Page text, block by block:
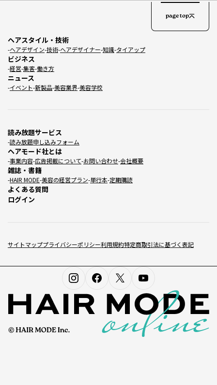
サイトマッププライバシーポリシー利用規約特定商取引法に基づく表記
ヘアスタイル・技術
ヘアデザイン 技術 ヘアデザイナー 知識 タイアップ
ビジネス
経営 集客 働き方
ニュース
イベント 新製品 美容業界 美容学校
読み放題サービス
読み放題申し込みフォーム
ヘアモード社とは
事業内容 広告掲載について お問い合わせ 会社概要
雑誌・書籍
HAIR MODE 美容の経営プラン 単行本 定期購読
よくある質問
ログイン
page top